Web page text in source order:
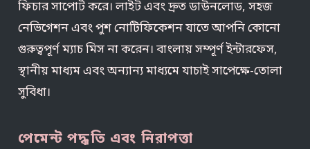
ফিচার সাপোর্ট করে। লাইট এবং দ্রুত ডাউনলোড, সহজ
নেভিগেশন এবং পুশ নোটিফিকেশন যাতে আপনি কোনো
গুরুত্বপূর্ণ ম্যাচ মিস না করেন। বাংলায় সম্পূর্ণ ইন্টারফেস,
স্থানীয় মাধ্যম এবং অন্যান্য মাধ্যমে যাচাই সাপেক্ষে-তোলা
সুবিধা।
পেমেন্ট পদ্ধতি এবং নিরাপত্তা